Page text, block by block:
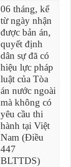
06 tháng, kể
từ ngày nhận
được bản án,
quyết định
dân sự đã có
hiệu lực pháp
luật của Tòa
án nước ngoài
mà không có
yêu cầu thi
hành tại Việt
Nam (Điều
447
BLTTDS)